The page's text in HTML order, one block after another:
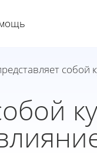
собой